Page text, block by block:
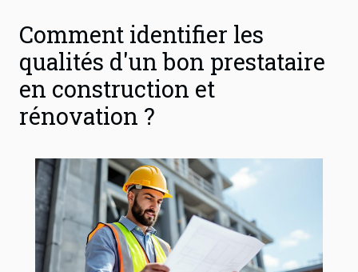
Comment identifier les
qualités d'un bon prestataire
en construction et
rénovation ?